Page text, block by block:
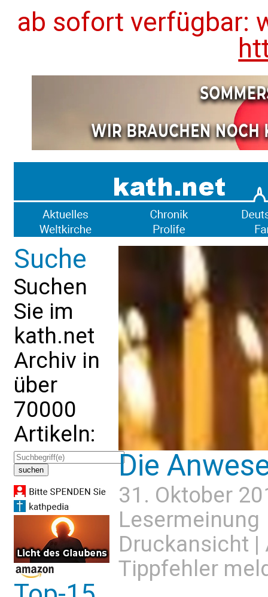
ab sofort verfügbar:
Suche
Suchen
Sie im
kath.net
Archiv in
über
70000
Artikeln:
Die
31. Oktober
Lesermeinung
Druckansicht |
Tippfehler